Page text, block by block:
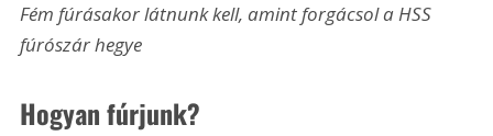
Fém fúrásakor látnunk kell, amint forgácsol a HSS
fúrószár hegye
Hogyan fúrjunk?